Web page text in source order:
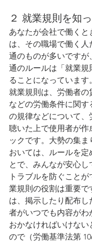
２ 就業規則を知
あなたが会社で働くと
は、その職場で働く
通のものが多いですが
通のルールは「就業規
ることになっています。
就業規則は、労働者の
などの労働条件に関す
の規律などについて、
聴いた上で使用者が作
ックです。大勢の集ま
おいては、ルールを定
とで、みんなが安心し
トラブルを防ぐこと
業規則の役割は重要で
は、掲示したり配布し
者がいつでも内容がわ
おかなければいけない
ので（労働基準法第